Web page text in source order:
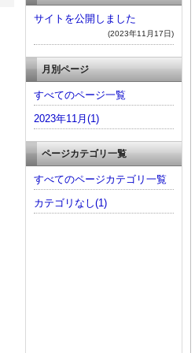
サイトを公開しました
(2023年11月17日)
月別ページ
すべてのページ一覧
2023年11月(1)
ページカテゴリ一覧
すべてのページカテゴリ一覧
カテゴリなし(1)